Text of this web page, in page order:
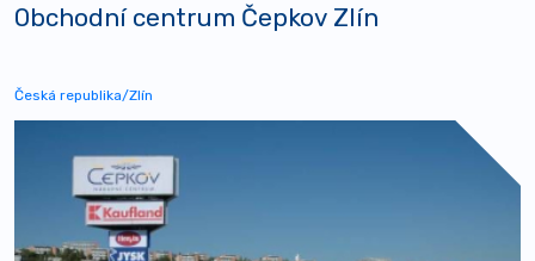
Obchodní centrum Čepkov Zlín
Česká republika/Zlín